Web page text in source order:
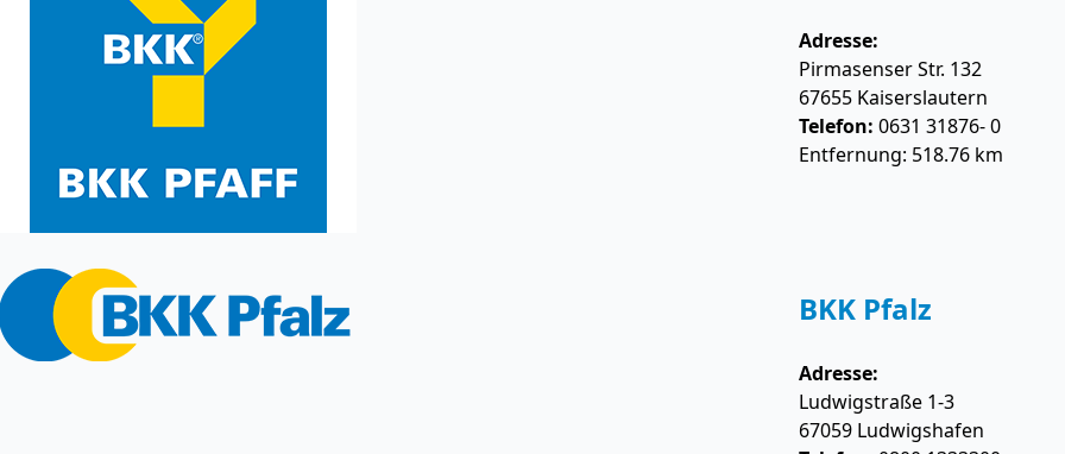
Adresse:
Pirmasenser Str. 132
67655 Kaiserslautern
Telefon: 0631 31876- 0
Entfernung: 518.76 km
BKK Pfalz
Adresse:
Ludwigstraße 1-3
67059 Ludwigshafen